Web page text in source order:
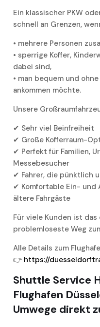
Ein klassischer PKW
schnell an Grenzen,
• mehrere Personen
• sperrige Koffer,
dabei sind,
• man bequem und
ankommen möchte.
Unsere
✔ Sehr viel Beinfreiheit
✔ Große Kofferraum-
✔ Perfekt für Familien,
Messebesucher
✔ Fahrer, die pünktlich
✔ Komfortable Ein- und
ältere Fahrgäste
Für viele Kunden ist
problemloseste Weg
Alle Details zum
👉 https://
Shuttle Service
Flughafen
Umwege direkt